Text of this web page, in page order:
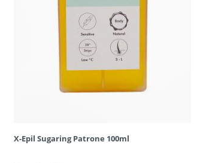
X-Epil Sugaring Patrone 100ml